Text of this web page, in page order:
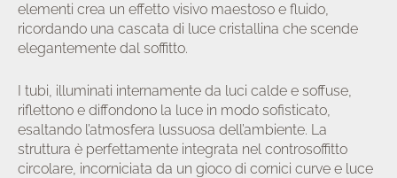
elementi crea un effetto visivo maestoso e fluido,
ricordando una cascata di luce cristallina che scende
elegantemente dal soffitto.
I tubi, illuminati internamente da luci calde e soffuse,
riflettono e diffondono la luce in modo sofisticato,
esaltando l’atmosfera lussuosa dell’ambiente. La
struttura è perfettamente integrata nel controsoffitto
circolare, incorniciata da un gioco di cornici curve e luce